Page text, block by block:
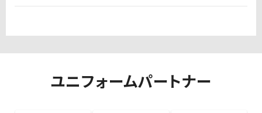
ユニフォームパートナー